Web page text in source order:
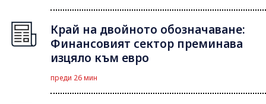
Край на двойното обозначаване:
Финансовият сектор преминава
изцяло към евро
преди 26 мин